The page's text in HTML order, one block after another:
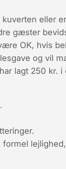
eller
gæster
OK, hvis
og vil
lagt 250 kr. i